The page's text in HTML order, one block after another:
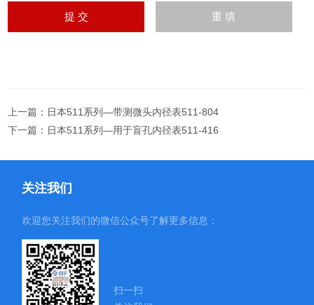
上一篇： 日本511系列—带测微头内径表511-804
下一篇： 日本511系列—用于盲孔内径表511-416
关注我们
欢迎您关注我们的微信公众号了解更多信息：
扫一扫